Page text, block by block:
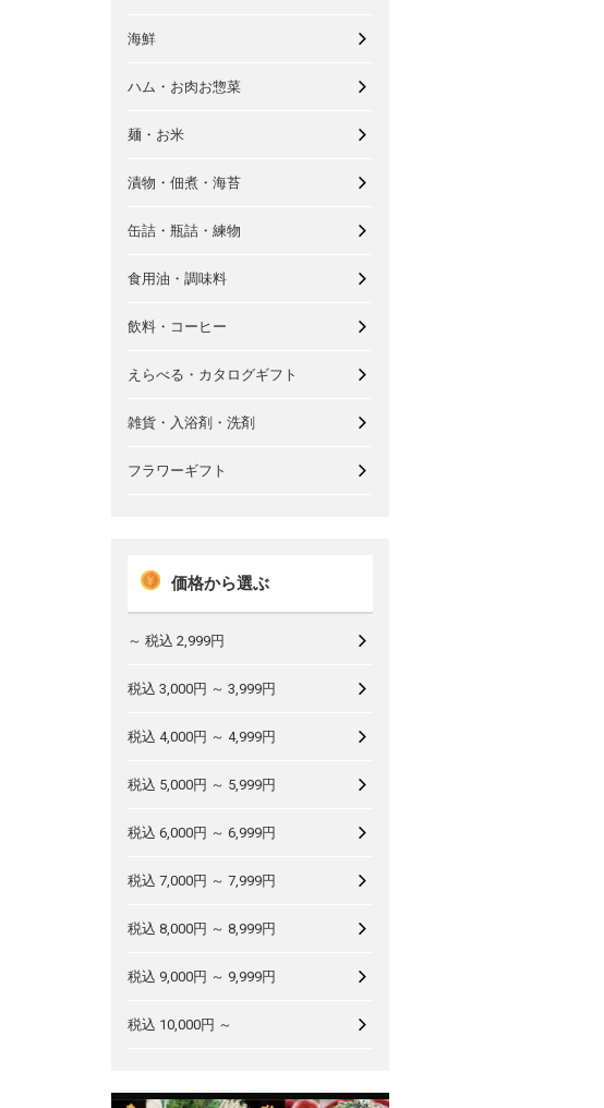
海鮮
ハム・お肉お惣菜
麺・お米
漬物・佃煮・海苔
缶詰・瓶詰・練物
食用油・調味料
飲料・コーヒー
えらべる・カタログギフト
雑貨・入浴剤・洗剤
フラワーギフト
価格から選ぶ
～ 税込 2,999円
税込 3,000円 ～ 3,999円
税込 4,000円 ～ 4,999円
税込 5,000円 ～ 5,999円
税込 6,000円 ～ 6,999円
税込 7,000円 ～ 7,999円
税込 8,000円 ～ 8,999円
税込 9,000円 ～ 9,999円
税込 10,000円 ～